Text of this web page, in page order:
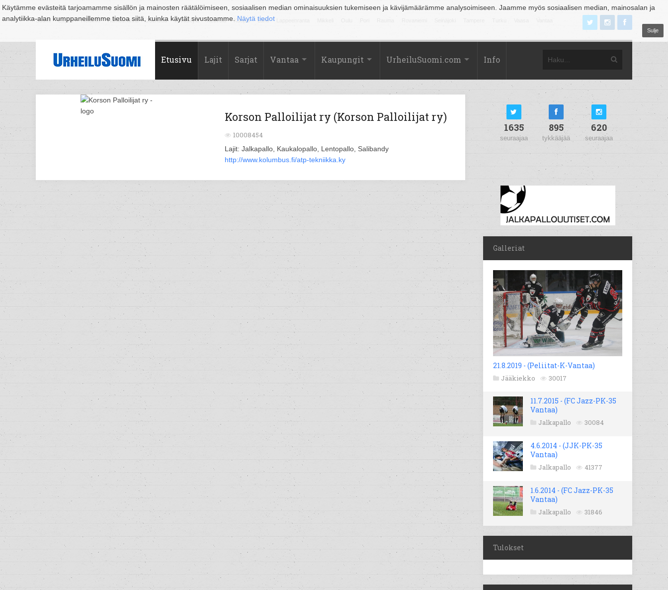
Käytämme evästeitä tarjoamamme sisällön ja mainosten räätälöimiseen, sosiaalisen median ominaisuuksien tukemiseen ja kävijämäärämme analysoimiseen. Jaamme myös sosiaalisen median, mainosalan ja
analytiikka-alan kumppaneillemme tietoa siitä, kuinka käytät sivustoamme. Näytä tiedot
Sulje
Suomi Espoo Helsinki Hämeenlinna Joensuu Jyväskylä Kouvola Kuopio Lahti
Etusivu Lajit Sarjat Vantaa Kaupungit UrheiluSuomi.com Info
Korson Palloilijat ry (Korson Palloilijat ry)
10008454
Lajit: Jalkapallo, Kaukalopallo, Lentopallo, Salibandy
http://www.kolumbus.fi/atp-tekniikka.ky
1635
seuraajaa
895
tykkääjää
620
seuraajaa
Galleriat
21.8.2019 - (Peliitat-K-Vantaa)
Jääkiekko 30017
11.7.2015 - (FC Jazz-PK-35
Vantaa)
Jalkapallo 30084
4.6.2014 - (JJK-PK-35
Vantaa)
Jalkapallo 41377
1.6.2014 - (FC Jazz-PK-35
Vantaa)
Jalkapallo 31846
Tulokset